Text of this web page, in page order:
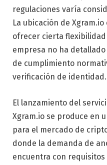
regulaciones varía
La ubicación de
ofrecer cierta
empresa no ha
de cumplimiento
verificación de identidad.
El lanzamiento del
Xgram.io se produce en
para el mercado de
donde la demanda de
encuentra con